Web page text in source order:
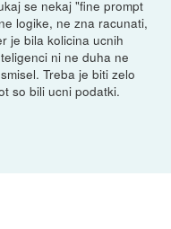
se nekaj "fine prompt
logike, ne zna racunati,
je bila kolicina ucnih
ni ne duha ne
Treba je biti zelo
so bili ucni podatki.